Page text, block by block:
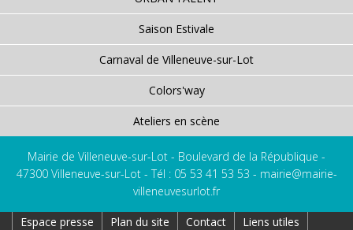
Saison Estivale
Carnaval de Villeneuve-sur-Lot
Colors'way
Ateliers en scène
Mairie de Villeneuve-sur-Lot - Boulevard de la République -
47300 Villeneuve-sur-Lot - Tél : 05 53 41 53 53 - mairie@mairie-
villeneuvesurlot.fr
Espace presse Plan du site Contact Liens utiles